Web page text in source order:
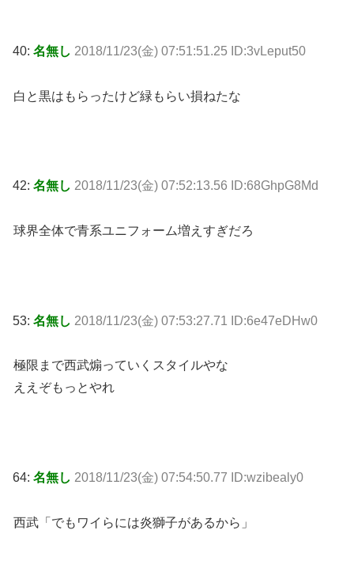
40: 名無し 2018/11/23(金) 07:51:51.25 ID:3vLeput50
白と黒はもらったけど緑もらい損ねたな
42: 名無し 2018/11/23(金) 07:52:13.56 ID:68GhpG8Md
球界全体で青系ユニフォーム増えすぎだろ
53: 名無し 2018/11/23(金) 07:53:27.71 ID:6e47eDHw0
極限まで西武煽っていくスタイルやな
ええぞもっとやれ
64: 名無し 2018/11/23(金) 07:54:50.77 ID:wzibealy0
西武「でもワイらには炎獅子があるから」